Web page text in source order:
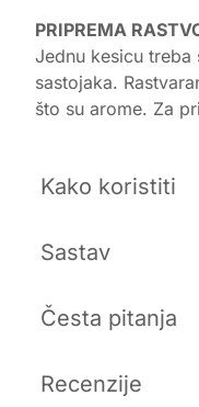
PRIPREMA
Jednu kesicu
sastojaka.
što su arome. Za
Kako koristiti
Sastav
Česta pitanja
Recenzije